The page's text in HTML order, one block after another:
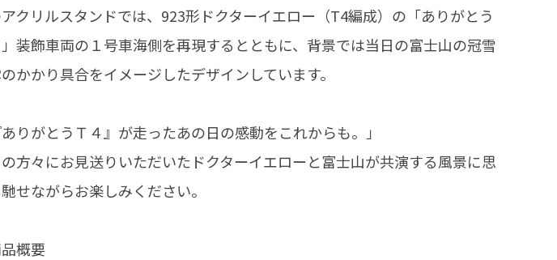
クリルスタンドでは、923形ドクターイエロー（T4編成）の「ありがとう
装飾車両の１号車海側を再現するとともに、背景では当日の富士山の冠雪
かかり具合をイメージしたデザインしています。
ありがとうＴ４』が走ったあの日の感動をこれからも。」
方々にお見送りいただいたドクターイエローと富士山が共演する風景に思
せながらお楽しみください。
概要